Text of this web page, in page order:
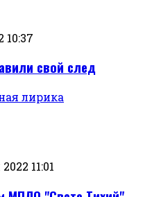
10:37
свой след
лирика
11:01